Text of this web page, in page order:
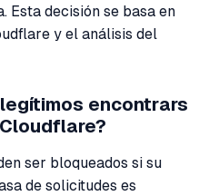
Esta decisión se basa en
y el análisis del
encontrars
ser bloqueados si su
de solicitudes es